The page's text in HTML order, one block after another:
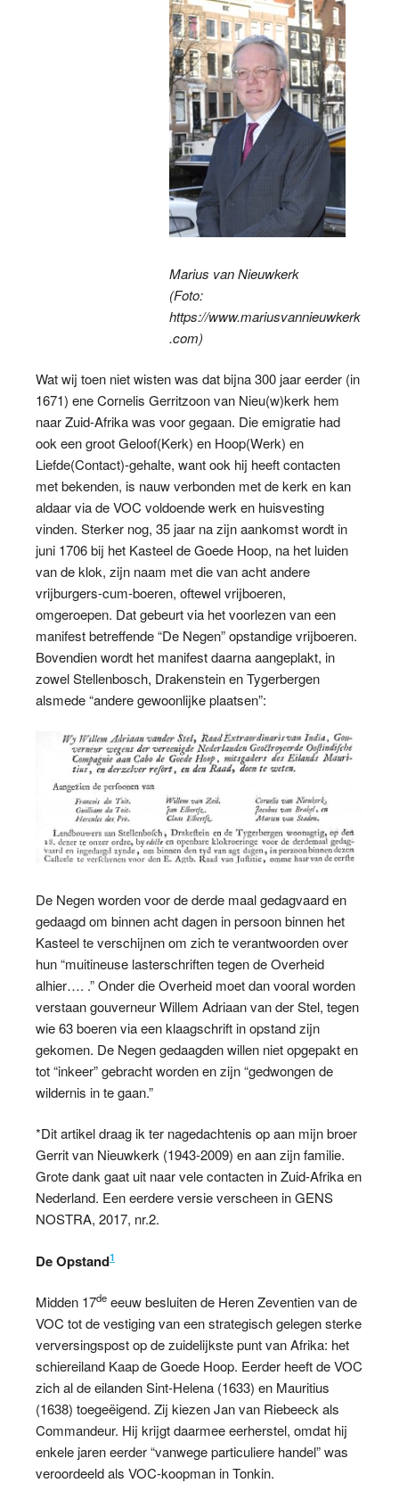
Marius van Nieuwkerk
(Foto:
https://www.mariusvannieuwkerk
.com)
Wat wij toen niet wisten was dat bijna 300 jaar eerder (in
1671) ene Cornelis Gerritzoon van Nieu(w)kerk hem
naar Zuid-Afrika was voor gegaan. Die emigratie had
ook een groot Geloof(Kerk) en Hoop(Werk) en
Liefde(Contact)-gehalte, want ook hij heeft contacten
met bekenden, is nauw verbonden met de kerk en kan
aldaar via de VOC voldoende werk en huisvesting
vinden. Sterker nog, 35 jaar na zijn aankomst wordt in
juni 1706 bij het Kasteel de Goede Hoop, na het luiden
van de klok, zijn naam met die van acht andere
vrijburgers-cum-boeren, oftewel vrijboeren,
omgeroepen. Dat gebeurt via het voorlezen van een
manifest betreffende “De Negen” opstandige vrijboeren.
Bovendien wordt het manifest daarna aangeplakt, in
zowel Stellenbosch, Drakenstein en Tygerbergen
alsmede “andere gewoonlijke plaatsen”:
De Negen worden voor de derde maal gedagvaard en
gedaagd om binnen acht dagen in persoon binnen het
Kasteel te verschijnen om zich te verantwoorden over
hun “muitineuse lasterschriften tegen de Overheid
alhier…. .” Onder die Overheid moet dan vooral worden
verstaan gouverneur Willem Adriaan van der Stel, tegen
wie 63 boeren via een klaagschrift in opstand zijn
gekomen. De Negen gedaagden willen niet opgepakt en
tot “inkeer” gebracht worden en zijn “gedwongen de
wildernis in te gaan.”
*Dit artikel draag ik ter nagedachtenis op aan mijn broer
Gerrit van Nieuwkerk (1943-2009) en aan zijn familie.
Grote dank gaat uit naar vele contacten in Zuid-Afrika en
Nederland. Een eerdere versie verscheen in GENS
NOSTRA, 2017, nr.2.
De Opstand1
Midden 17de eeuw besluiten de Heren Zeventien van de
VOC tot de vestiging van een strategisch gelegen sterke
verversingspost op de zuidelijkste punt van Afrika: het
schiereiland Kaap de Goede Hoop. Eerder heeft de VOC
zich al de eilanden Sint-Helena (1633) en Mauritius
(1638) toegeëigend. Zij kiezen Jan van Riebeeck als
Commandeur. Hij krijgt daarmee eerherstel, omdat hij
enkele jaren eerder “vanwege particuliere handel” was
veroordeeld als VOC-koopman in Tonkin.